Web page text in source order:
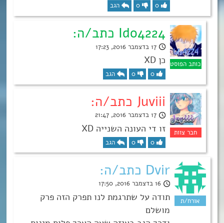
0
0 הגב
Ido4224 כתב/ה:
17 בדצמבר 2016, 17:23
כן XD
0
0 הגב
Juviii כתב/ה:
17 בדצמבר 2016, 21:47
זו די העונה השנייה XD
0
0 הגב
Dvir כתב/ה:
16 בדצמבר 2016, 17:50
תודה על שתרגמת לנו תפרק הזה פרק
מושלם